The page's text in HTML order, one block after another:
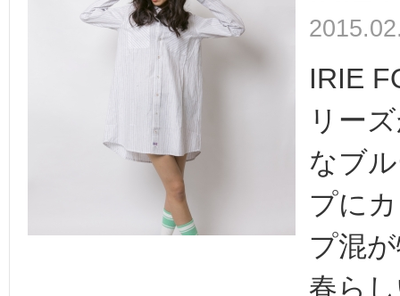
IRIE
リー
なブ
プに
プ混
春ら